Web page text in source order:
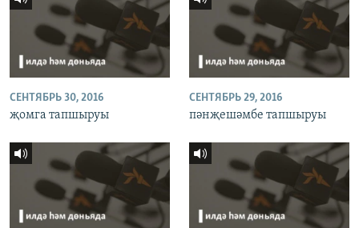
СЕНТЯБРЬ 30, 2016
җомга тапшыруы
СЕНТЯБРЬ 29, 2016
пәнҗешәмбе тапшыруы